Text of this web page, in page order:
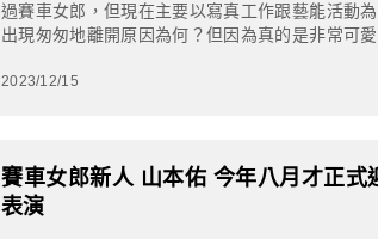
過賽車女郎，但現在主要以寫真工作跟藝能活動
出現匆匆地離開原因為何？但因為真的是非常可
2023/12/15
賽車女郎新人 山本佑 今年八月才正式
表演